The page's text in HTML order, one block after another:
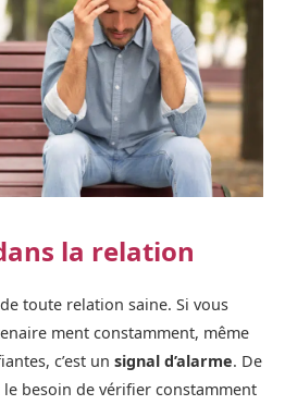
la relation
toute relation saine. Si vous
ment constamment, même
c’est un signal d’alarme. De
le besoin de vérifier constamment